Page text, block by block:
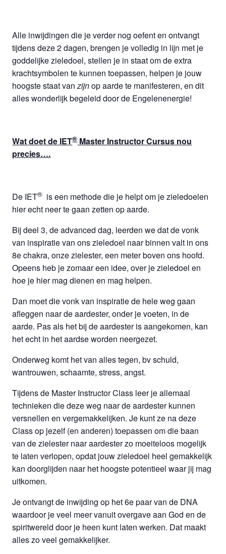
Alle inwijdingen die je verder nog oefent en ontvangt
tijdens deze 2 dagen, brengen je volledig in lijn met je
goddelijke zieledoel, stellen je in staat om de extra
krachtsymbolen te kunnen toepassen, helpen je jouw
hoogste staat vanzijnop aarde te manifesteren, en dit
alles wonderlijk begeleid door de Engelenenergie!
Wat doet de IET®Master Instructor Cursus nou
precies….
De IET® is een methode die je helpt om je zieledoelen
hier echt neer te gaan zetten op aarde.
Bij deel 3, de advanced dag, leerden we dat de vonk
van inspiratie van ons zieledoel naar binnen valt in ons
8e chakra, onze zielester, een meter boven ons hoofd.
Opeens heb je zomaar een idee, over je zieledoel en
hoe je hier mag dienen en mag helpen.
Dan moet die vonk van inspiratie de hele weg gaan
afleggen naar de aardester, onder je voeten, in de
aarde. Pas als het bij de aardester is aangekomen, kan
het echt in het aardse worden neergezet.
Onderweg komt het van alles tegen, bv schuld,
wantrouwen, schaamte, stress, angst.
Tijdens de Master Instructor Class leer je allemaal
technieken die deze weg naar de aardester kunnen
versnellen en vergemakkelijken. Je kunt ze na deze
Class op jezelf (en anderen) toepassen om die baan
van de zielester naar aardester zo moeiteloos mogelijk
te laten verlopen, opdat jouw zieledoel heel gemakkelijk
kan doorglijden naar het hoogste potentieel waar jij mag
uitkomen.
Je ontvangt de inwijding op het 6e paar van de DNA
waardoor je veel meer vanuit overgave aan God en de
spiritwereld door je heen kunt laten werken. Dat maakt
alles zo veel gemakkelijker.